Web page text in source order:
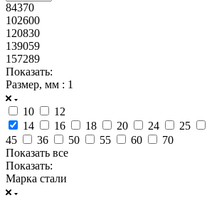
84370
102600
120830
139059
157289
Показать:
Размер, мм : 1
10
12
14
16 18 20 24 25
45
36 50 55 60
70
Показать все
Показать:
Марка стали